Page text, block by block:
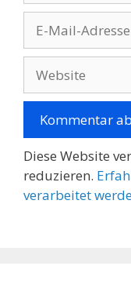
Mail-
Adresse
Diese Website
reduzieren.
verarbeitet